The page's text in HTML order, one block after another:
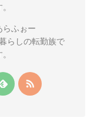
らふぉー
らしの転勤族で